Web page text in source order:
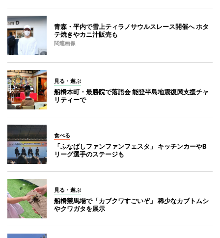
青森・平内で雪上ティラノサウルスレース開催へ ホタ
テ焼きやカニ汁販売も
関連画像
見る・遊ぶ
船橋本町・最勝院で落語会 能登半島地震復興支援チャ
リティーで
食べる
「ふなばしファンファンフェスタ」 キッチンカーやB
リーグ選手のステージも
見る・遊ぶ
船橋競馬場で「カブクワすごいぞ」 稀少なカブトムシ
やクワガタを展示